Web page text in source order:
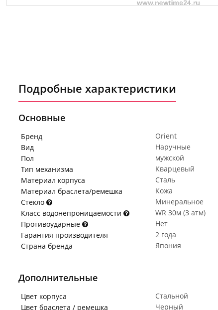
Подробные характеристики
Основные
Бренд
Orient
Вид
Наручные
Пол
мужской
Тип механизма
Кварцевый
Материал корпуса
Сталь
Материал браслета/ремешка
Кожа
Стекло
Минеральное
Класс водонепроницаемости
WR 30м (3 атм)
Противоударные
Нет
Гарантия производителя
2 года
Страна бренда
Япония
Дополнительные
Цвет корпуса
Стальной
Цвет браслета / ремешка
Черный